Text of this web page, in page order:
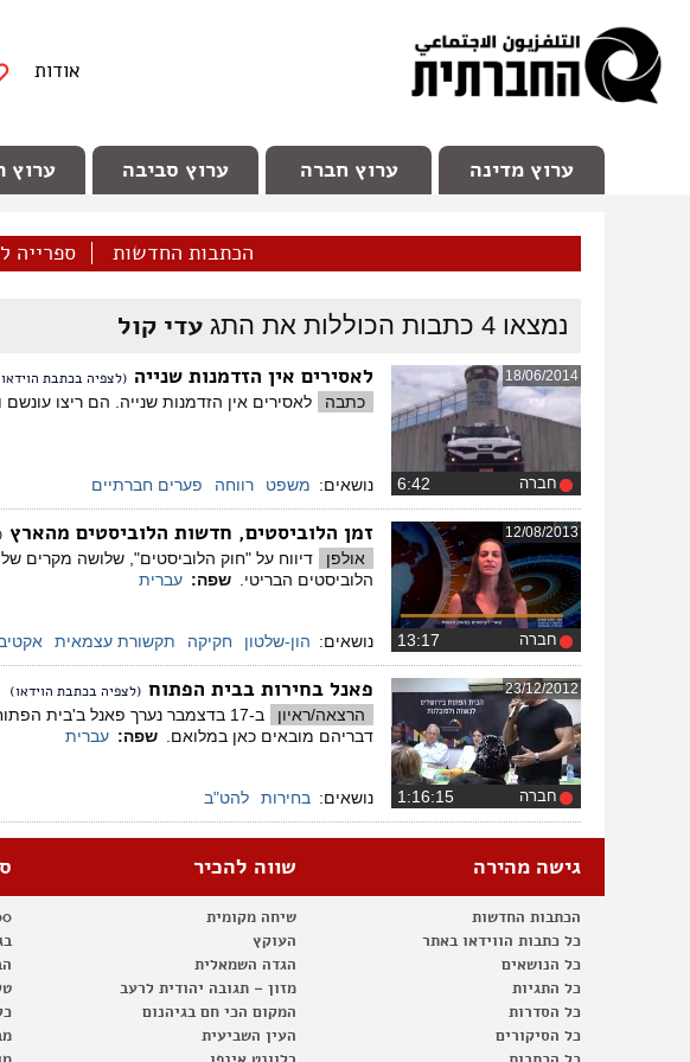
אודות
ערוץ מדינה ערוץ חברה ערוץ סביבה ערוץ
הכתבות החדשות ספרייה
נמצאו 4 כתבות הכוללות את התג עדי קול
18/06/2014
חברה
לאסירים אין הזדמנות שנייה (לצפיה בכתבת
כתבה לאסירים אין הזדמנות שנייה. הם ריצו
נושאים: משפט רווחה פערים חברתיים
12/08/2013
חברה
זמן הלוביסטים, חדשות הלוביסטים מהארץ
אולפן
דיווח על "חוק הלוביסטים", שלושה מקרים
הלוביסטים הבריטי.
שפה: עברית
נושאים: הון-שלטון חקיקה תקשורת עצמאית
23/12/2012
חברה
פאנל בחירות בבית הפתוח (לצפיה בכתבת הוידאו)
הרצאה/ראיון
ב-17 בדצמבר נערך פאנל ב'בית
דבריהם מובאים כאן במלואם.
שפה: עברית
נושאים: בחירות להט"ב
גישה מהירה
הכתבות החדשות
כל כתבות הווידאו באתר
כל הנושאים
כל התגיות
כל הסדרות
כל הסיקורים
שווה להכיר
שיחה מקומית
העוקץ
הגדה השמאלית
מזון – תגובה יהודית לרעב
המקום הכי חם בגיהנום
העין השביעית